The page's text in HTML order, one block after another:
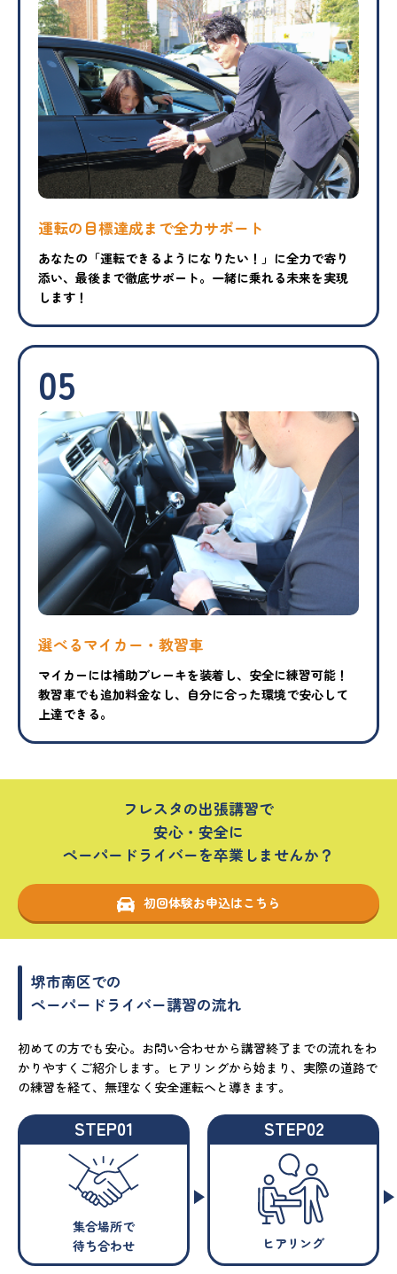
運転の目標達成まで全力サポート
あなたの「運転できるようになりたい！」に全力で寄り
添い、最後まで徹底サポート。一緒に乗れる未来を実現
します！
05
選べるマイカー・教習車
マイカーには補助ブレーキを装着し、安全に練習可能！
教習車でも追加料金なし、自分に合った環境で安心して
上達できる。
フレスタの出張講習で
安心・安全に
ペーパードライバーを卒業しませんか？
初回体験お申込はこちら
堺市南区での
ペーパードライバー講習の流れ
初めての方でも安心。お問い合わせから講習終了までの流れをわ
かりやすくご紹介します。ヒアリングから始まり、実際の道路で
の練習を経て、無理なく安全運転へと導きます。
STEP01
集合場所で
待ち合わせ
STEP02
ヒアリング